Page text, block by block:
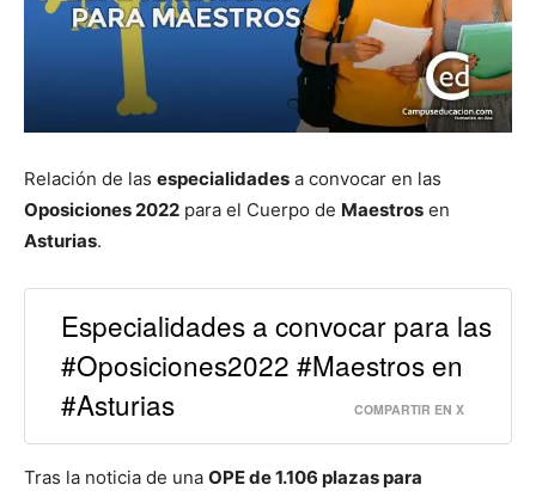
Relación de las especialidades a convocar en las
Oposiciones 2022 para el Cuerpo de Maestros en
Asturias.
Especialidades a convocar para las
#Oposiciones2022 #Maestros en
#Asturias
COMPARTIR EN X
Tras la noticia de una OPE de 1.106 plazas para